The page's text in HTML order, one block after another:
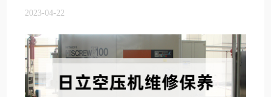
2023-04-22